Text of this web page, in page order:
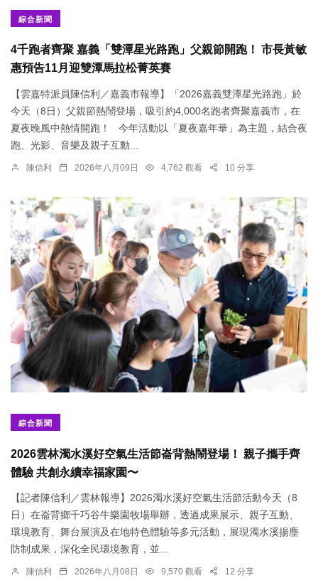
綜合新聞
4千跑者齊聚 嘉義「雙潭星光路跑」父親節開跑！ 市長黃敏
惠預告11月迎雙潭馬拉松菁英賽
【雲嘉特派員陳信利／嘉義市報導】「2026嘉義雙潭星光路跑」於
今天（8日）父親節熱鬧登場，吸引約4,000名跑者齊聚嘉義市，在
夏夜晚風中熱情開跑！ 今年活動以「夏夜嘉年華」為主題，結合夜
跑、光影、音樂及親子互動...
陳信利 2026年八月09日 4,762 觀看 10 分享
綜合新聞
2026雲林濁水溪好空氣生活節崙背熱鬧登場！ 親子攜手齊
體驗 共創永續幸福家園〜
【記者陳信利／雲林報導】2026濁水溪好空氣生活節活動今天（8
日）在崙背鄉千巧谷牛樂園牧場舉辦，透過成果展示、親子互動、
環境教育、舞台展演及在地特色體驗等多元活動，展現濁水溪揚塵
防制成果，深化全民環境教育，並...
陳信利 2026年八月08日 9,570 觀看 12 分享